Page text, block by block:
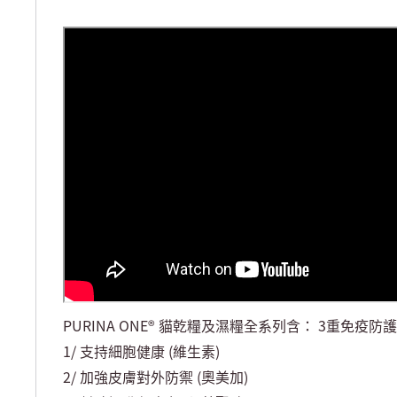
PURINA ONE® 貓乾糧及濕糧全系列含： 3重免疫防
1/ 支持細胞健康 (維生素)
2/ 加強皮膚對外防禦 (奧美加)